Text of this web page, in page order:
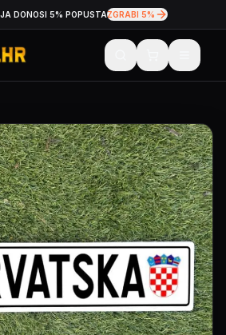
DONOSI 5% POPUSTAZGRABI 5%